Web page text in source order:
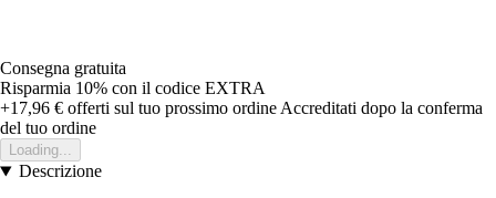
Consegna gratuita
Risparmia 10% con il codice EXTRA
+17,96 € offerti sul tuo prossimo ordine Accreditati dopo la conferma
del tuo ordine
Loading...
Descrizione